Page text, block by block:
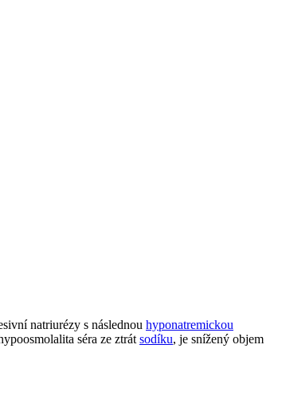
natriurézy s následnou hyponatremickou
séra ze ztrát sodíku, je snížený objem